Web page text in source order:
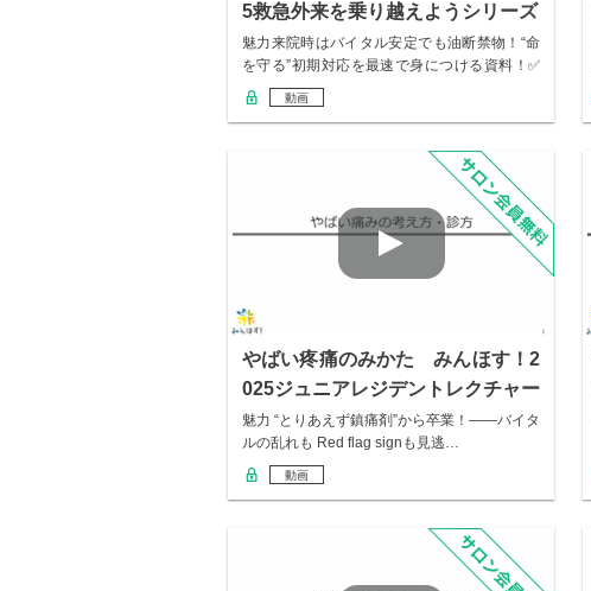
5救急外来を乗り越えようシリーズ
魅力来院時はバイタル安定でも油断禁物！“命
を守る”初期対応を最速で身につける資料！✅
「皮…
動画
やばい疼痛のみかた みんほす！2
025ジュニアレジデントレクチャー
魅力 “とりあえず鎮痛剤”から卒業！――バイタ
ルの乱れも Red flag signも⾒逃…
動画